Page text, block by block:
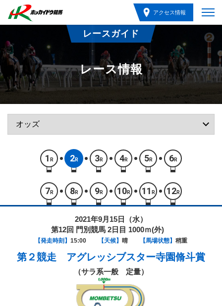
アクセス情報
レースガイド
レース情報
1 R 2R 3R 4R 5R 6R
7 R 8R 9R 10R 11 R 12R
2021年9月15日（水）
第12回 門別競馬 2日目 1000ｍ(外)
【発走時刻】 15:00 【天候】 晴 【馬場状態】 稍重
第２競走 アグレッシブスター寺園脩斗賞
（サラ系一般 定量）